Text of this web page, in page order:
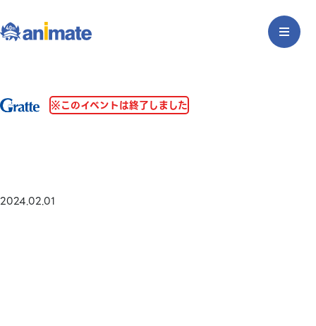
※このイベントは終了しました
2024.02.01